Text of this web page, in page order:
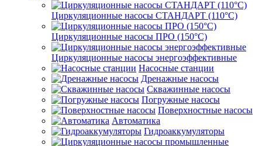
Циркуляционные насосы СТАНДАРТ (110°C)
Циркуляционные насосы ПРО (150°C)
Циркуляционные насосы энергоэффективные
Насосные станции
Дренажные насосы
Скважинные насосы
Погружные насосы
Поверхностные насосы
Автоматика
Гидроаккумуляторы